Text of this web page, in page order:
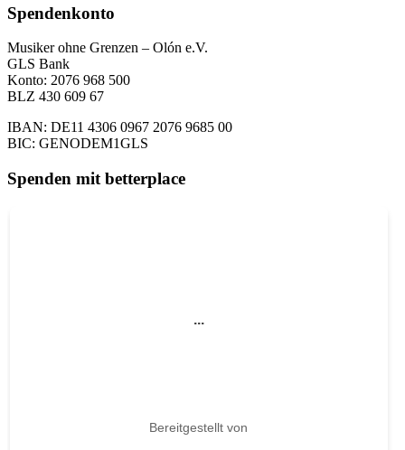
Spendenkonto
Musiker ohne Grenzen – Olón e.V.
GLS Bank
Konto: 2076 968 500
BLZ 430 609 67
IBAN: DE11 4306 0967 2076 9685 00
BIC: GENODEM1GLS
Spenden mit betterplace